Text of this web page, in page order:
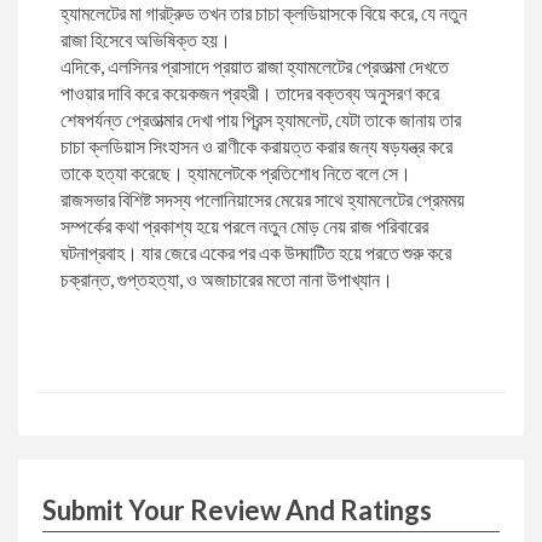
রবিন জামান খান
জন সি. ম্যাক্সওয়েল
আবদুল্লাহ আল মোহন
মনোয়ারুল ইসলাম
জীবনী ও স্মৃতিচারণ: বিবিধ
রাজনৈতিক ব্যক্তিত্ব
ব্যবসা, বিনিয়োগ ও অর্থনীতিঃ বিবিধ
স্বাস্থ্যবিধি ও পরামর্শ
হ্যামলেটের মা গারট্রুড তখন তার চাচা ক্লডিয়াসকে বিয়ে করে, যে নতুন
রাজা হিসেবে অভিষিক্ত হয়।
এদিকে, এলসিনর প্রাসাদে প্রয়াত রাজা হ্যামলেটের প্রেতাত্মা দেখতে
পাওয়ার দাবি করে কয়েকজন প্রহরী। তাদের বক্তব্য অনুসরণ করে
শেষপর্যন্ত প্রেতাত্মার দেখা পায় প্রিন্স হ্যামলেট, যেটা তাকে জানায় তার
চাচা ক্লডিয়াস সিংহাসন ও রাণীকে করায়ত্ত করার জন্য ষড়যন্ত্র করে
তাকে হত্যা করেছে। হ্যামলেটকে প্রতিশোধ নিতে বলে সে।
রাজসভার বিশিষ্ট সদস্য পলোনিয়াসের মেয়ের সাথে হ্যামলেটের প্রেমময়
সম্পর্কের কথা প্রকাশ্য হয়ে পরলে নতুন মোড় নেয় রাজ পরিবারের
ঘটনাপ্রবাহ। যার জেরে একের পর এক উদ্ঘাটিত হয়ে পরতে শুরু করে
চক্রান্ত, গুপ্তহত্যা, ও অজাচারের মতো নানা উপাখ্যান।
Submit Your Review And Ratings